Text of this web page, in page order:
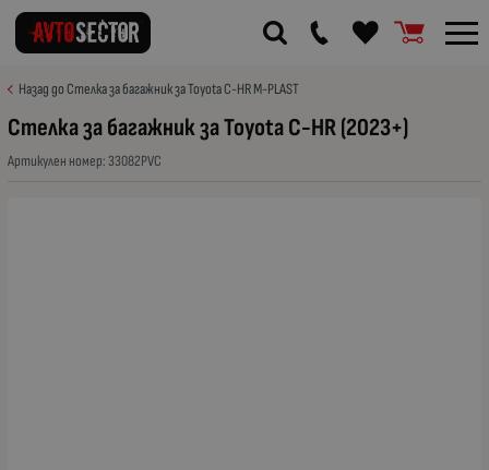
Назад до Стелка за багажник за Toyota C-HR M-PLAST
Стелка за багажник за Toyota C-HR (2023+)
Артикулен номер:33082PVC